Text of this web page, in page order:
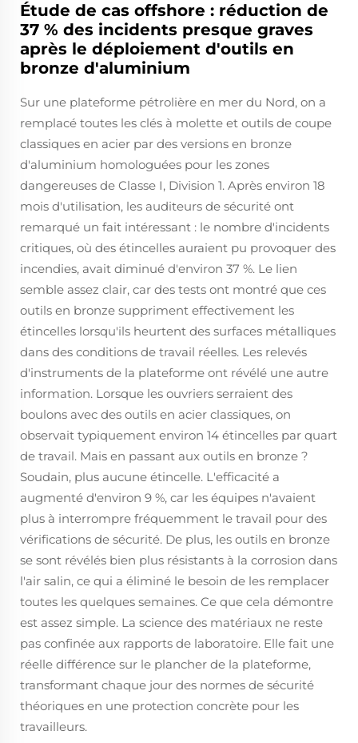
Étude de cas offshore : réduction de
37 % des incidents presque graves
après le déploiement d'outils en
bronze d'aluminium
Sur une plateforme pétrolière en mer du Nord, on a
remplacé toutes les clés à molette et outils de coupe
classiques en acier par des versions en bronze
d'aluminium homologuées pour les zones
dangereuses de Classe I, Division 1. Après environ 18
mois d'utilisation, les auditeurs de sécurité ont
remarqué un fait intéressant : le nombre d'incidents
critiques, où des étincelles auraient pu provoquer des
incendies, avait diminué d'environ 37 %. Le lien
semble assez clair, car des tests ont montré que ces
outils en bronze suppriment effectivement les
étincelles lorsqu'ils heurtent des surfaces métalliques
dans des conditions de travail réelles. Les relevés
d'instruments de la plateforme ont révélé une autre
information. Lorsque les ouvriers serraient des
boulons avec des outils en acier classiques, on
observait typiquement environ 14 étincelles par quart
de travail. Mais en passant aux outils en bronze ?
Soudain, plus aucune étincelle. L'efficacité a
augmenté d'environ 9 %, car les équipes n'avaient
plus à interrompre fréquemment le travail pour des
vérifications de sécurité. De plus, les outils en bronze
se sont révélés bien plus résistants à la corrosion dans
l'air salin, ce qui a éliminé le besoin de les remplacer
toutes les quelques semaines. Ce que cela démontre
est assez simple. La science des matériaux ne reste
pas confinée aux rapports de laboratoire. Elle fait une
réelle différence sur le plancher de la plateforme,
transformant chaque jour des normes de sécurité
théoriques en une protection concrète pour les
travailleurs.